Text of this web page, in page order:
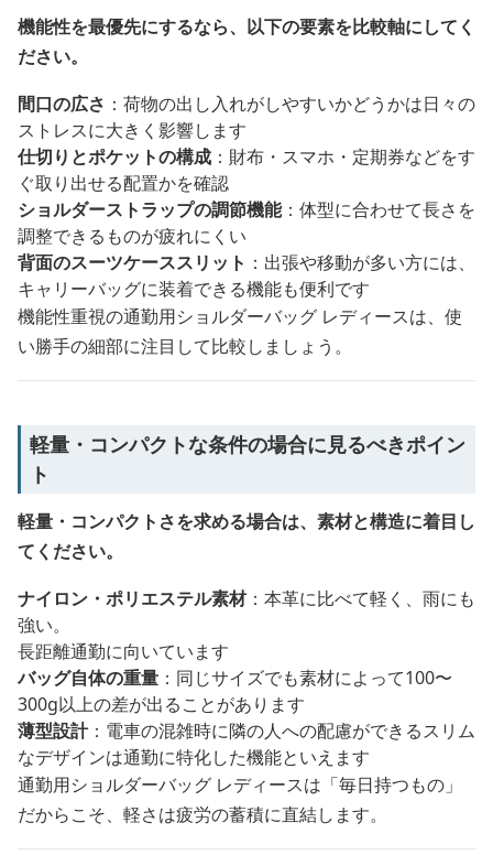
機能性を最優先にするなら、以下の要素を比較軸にしてく
ださい。
間口の広さ ：荷物の出し入れがしやすいかどうかは日々の
ストレスに大きく影響します
仕切りとポケットの構成 ：財布・スマホ・定期券などをす
ぐ取り出せる配置かを確認
ショルダーストラップの調節機能：体型に合わせて長さを
調整できるものが疲れにくい
背面のスーツケーススリット ：出張や移動が多い方には、
キャリーバッグに装着できる機能も便利です
機能性重視の通勤用ショルダーバッグ レディースは、使
い勝手の細部に注目して比較しましょう。
軽量・コンパクトな条件の場合に見るべきポイン
ト
軽量・コンパクトさを求める場合は、素材と構造に着目し
てください。
ナイロン・ポリエステル素材：本革に比べて軽く、雨にも
強い。
長距離通勤に向いています
バッグ自体の重量 ：同じサイズでも素材によって100〜
300g以上の差が出ることがあります
薄型設計：電車の混雑時に隣の人への配慮ができるスリム
なデザインは通勤に特化した機能といえます
通勤用ショルダーバッグ レディースは「毎日持つもの」
だからこそ、軽さは疲労の蓄積に直結します。